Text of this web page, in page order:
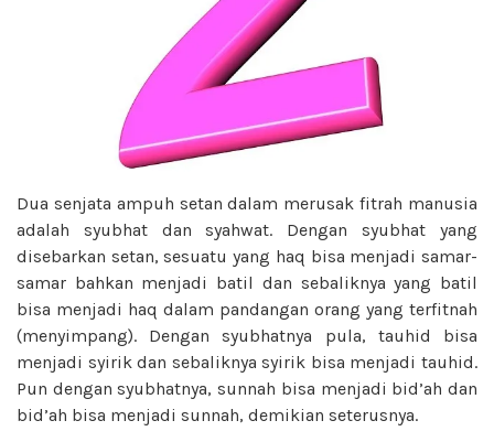
Dua senjata ampuh setan dalam merusak fitrah manusia
adalah syubhat dan syahwat. Dengan syubhat yang
disebarkan setan, sesuatu yang haq bisa menjadi samar-
samar bahkan menjadi batil dan sebaliknya yang batil
bisa menjadi haq dalam pandangan orang yang terfitnah
(menyimpang). Dengan syubhatnya pula, tauhid bisa
menjadi syirik dan sebaliknya syirik bisa menjadi tauhid.
Pun dengan syubhatnya, sunnah bisa menjadi bid’ah dan
bid’ah bisa menjadi sunnah, demikian seterusnya.